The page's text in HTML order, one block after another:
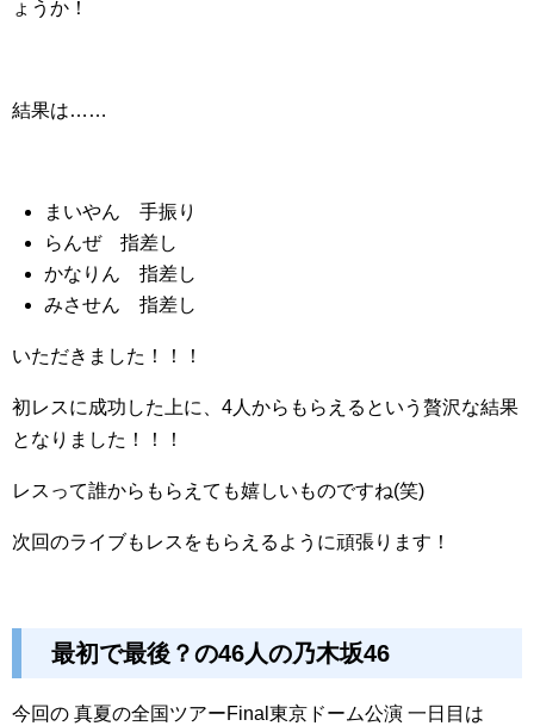
ょうか！
結果は……
まいやん 手振り
らんぜ 指差し
かなりん 指差し
みさせん 指差し
いただきました！！！
初レスに成功した上に、4人からもらえるという贅沢な結果
となりました！！！
レスって誰からもらえても嬉しいものですね(笑)
次回のライブもレスをもらえるように頑張ります！
最初で最後？の46人の乃木坂46
今回の 真夏の全国ツアーFinal東京ドーム公演 一日目は